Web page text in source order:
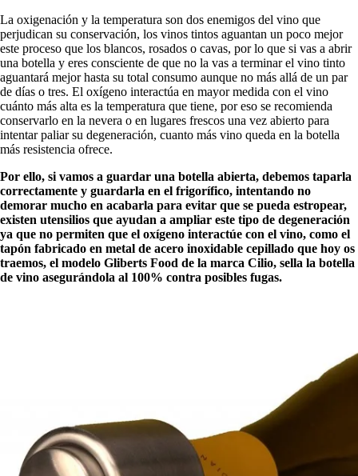
La oxigenación y la temperatura son dos enemigos del vino que
perjudican su conservación, los vinos tintos aguantan un poco mejor
este proceso que los blancos, rosados o cavas, por lo que si vas a abrir
una botella y eres consciente de que no la vas a terminar el vino tinto
aguantará mejor hasta su total consumo aunque no más allá de un par
de días o tres. El oxígeno interactúa en mayor medida con el vino
cuánto más alta es la temperatura que tiene, por eso se recomienda
conservarlo en la nevera o en lugares frescos una vez abierto para
intentar paliar su degeneración, cuanto más vino queda en la botella
más resistencia ofrece.
Por ello, si vamos a guardar una botella abierta, debemos taparla
correctamente y guardarla en el frigorífico, intentando no
demorar mucho en acabarla para evitar que se pueda estropear,
existen utensilios que ayudan a ampliar este tipo de degeneración
ya que no permiten que el oxígeno interactúe con el vino, como el
tapón fabricado en metal de acero inoxidable cepillado que hoy os
traemos, el modelo Gliberts Food de la marca Cilio, sella la botella
de vino asegurándola al 100% contra posibles fugas.